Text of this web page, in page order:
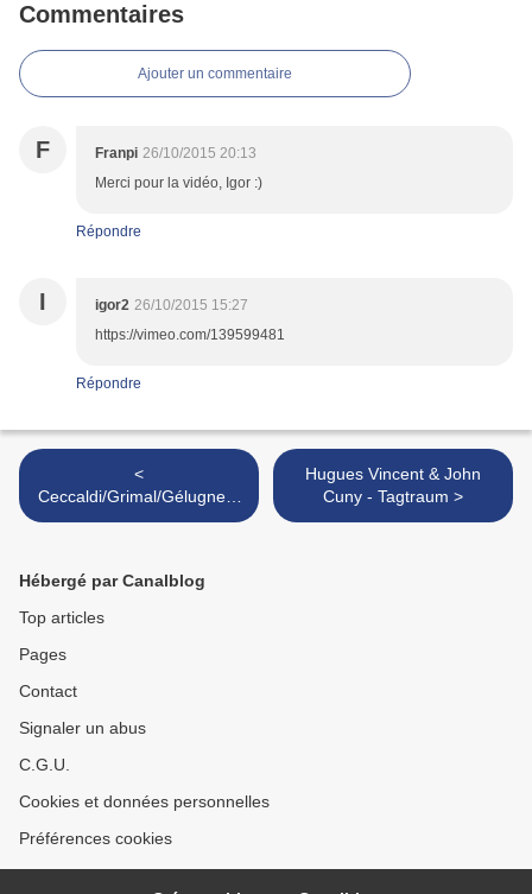
Commentaires
Ajouter un commentaire
F Franpi 26/10/2015 20:13
Merci pour la vidéo, Igor :)
Répondre
I igor2 26/10/2015 15:27
https://vimeo.com/139599481
Répondre
<
Ceccaldi/Grimal/Gélugne/S
atche - Petite Moutarde
Hugues Vincent & John
Cuny - Tagtraum >
Hébergé par Canalblog
Top articles
Pages
Contact
Signaler un abus
C.G.U.
Cookies et données personnelles
Préférences cookies